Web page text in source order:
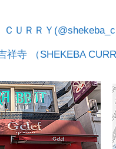
ＵＲＲＹ
祥寺 （SHEKEBA